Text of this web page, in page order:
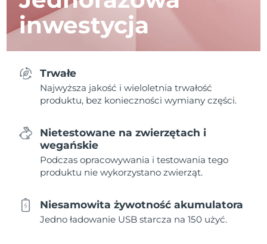
inwestycja
Trwałe
Najwyższa jakość i wieloletnia trwałość
produktu, bez konieczności wymiany części.
Nietestowane na zwierzętach i
wegańskie
Podczas opracowywania i testowania tego
produktu nie wykorzystano zwierząt.
Niesamowita żywotność akumulatora
Jedno ładowanie USB starcza na 150 użyć.